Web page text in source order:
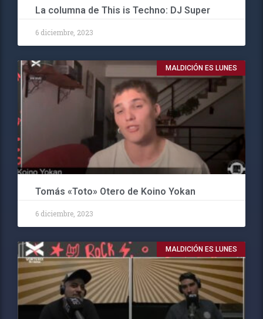
La columna de This is Techno: DJ Super
6 diciembre, 2023
MALDICIÓN ES LUNES
Tomás «Toto» Otero de Koino Yokan
6 diciembre, 2023
MALDICIÓN ES LUNES